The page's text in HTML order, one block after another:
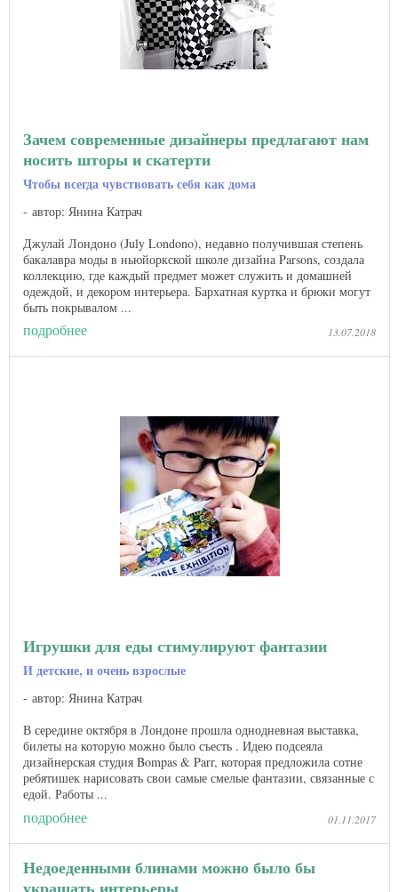
Зачем современные дизайнеры предлагают нам
носить шторы и скатерти
Чтобы всегда чувствовать себя как дома
автор: Янина Катрач
Джулай Лондоно (July Londono), недавно получившая степень
бакалавра моды в ньюйоркской школе дизайна Parsons, создала
коллекцию, где каждый предмет может служить и домашней
одеждой, и декором интерьера. Бархатная куртка и брюки могут
быть покрывалом ...
подробнее 13.07.2018
Игрушки для еды стимулируют фантазии
И детские, и очень взрослые
автор: Янина Катрач
В середине октября в Лондоне прошла однодневная выставка,
билеты на которую можно было съесть . Идею подсеяла
дизайнерская студия Bompas & Parr, которая предложила сотне
ребятишек нарисовать свои самые смелые фантазии, связанные с
едой. Работы ...
подробнее 01.11.2017
Недоеденными блинами можно было бы
украшать интерьеры